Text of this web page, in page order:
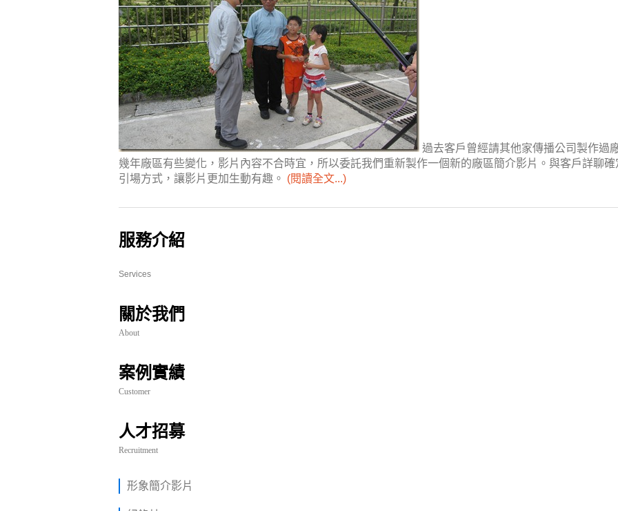
過去客戶曾經請其他家傳播公司製作過
幾年廠區有些變化，影片內容不合時宜，所以委託我們重新製作一個新的廠區簡介影片。與客戶詳聊
引場方式，讓影片更加生動有趣。 (閱讀全文...)
服務介紹
Services
關於我們
About
案例實績
Customer
人才招募
Recruitment
形象簡介影片